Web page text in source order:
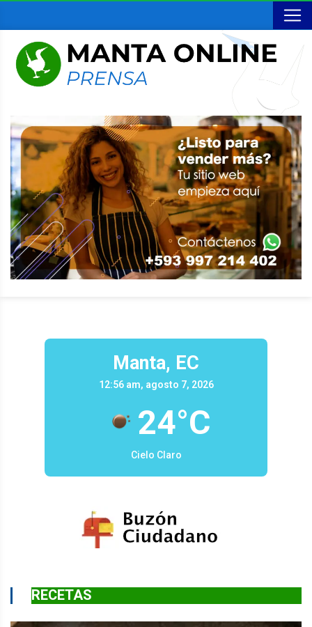
Manta, EC
12:56 am, agosto 7, 2026
24°C
Cielo Claro
RECETAS